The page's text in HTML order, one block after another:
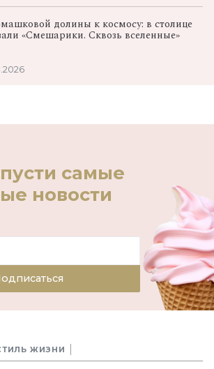
долины к космосу: в столице
«Смешарики. Сквозь вселенные»
самые
новости
ЖИЗНИ